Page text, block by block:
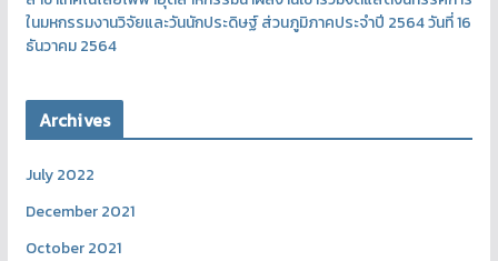
ในมหกรรมงานวิจัยและวันนักประดิษฐ์ ส่วนภูมิภาคประจำปี 2564 วันที่ 16
ธันวาคม 2564
Archives
July 2022
December 2021
October 2021